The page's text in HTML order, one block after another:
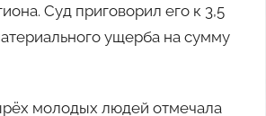
Суд приговорил его к 3,5
ущерба на сумму
молодых людей отмечала